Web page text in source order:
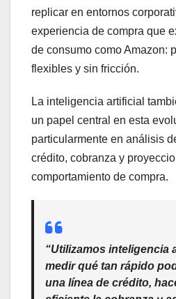
replicar en entornos
experiencia de compra que
de consumo como Amazon:
flexibles y sin fricción.
La inteligencia artificial
un papel central en esta
particularmente en análisis
crédito, cobranza y
comportamiento de compra.
“Utilizamos inteligencia
medir qué tan rápido
una línea de crédito,